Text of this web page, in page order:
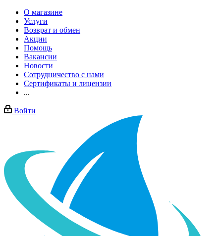
О магазине
Услуги
Возврат и обмен
Акции
Помощь
Вакансии
Новости
Сотрудничество с нами
Сертификаты и лицензии
...
Войти